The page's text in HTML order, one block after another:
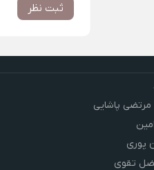
ثبت نظر
مرتضی پاشایی
پوری
تقوی